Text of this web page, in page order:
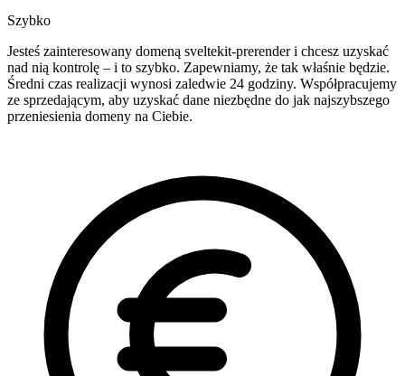
Szybko
Jesteś zainteresowany domeną sveltekit-prerender i chcesz uzyskać
nad nią kontrolę – i to szybko. Zapewniamy, że tak właśnie będzie.
Średni czas realizacji wynosi zaledwie 24 godziny. Współpracujemy
ze sprzedającym, aby uzyskać dane niezbędne do jak najszybszego
przeniesienia domeny na Ciebie.